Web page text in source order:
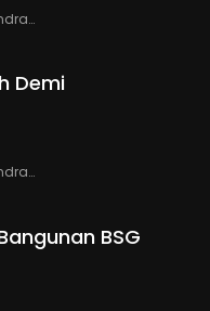
Demi
BSG